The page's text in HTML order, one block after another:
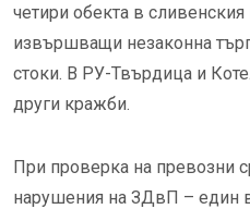
четири обекта в
извършващи незаконна
стоки. В РУ-Твърдица и
други кражби.
При проверка на превозни
нарушения на ЗДвП – един